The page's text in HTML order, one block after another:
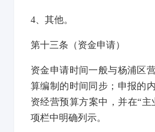
4 、其他。
第十三条 （资金申请）
资金申请时间一般与杨浦区
算编制的时间同步；申报的
资经营预算方案中，并在“主
项栏中明确列示。